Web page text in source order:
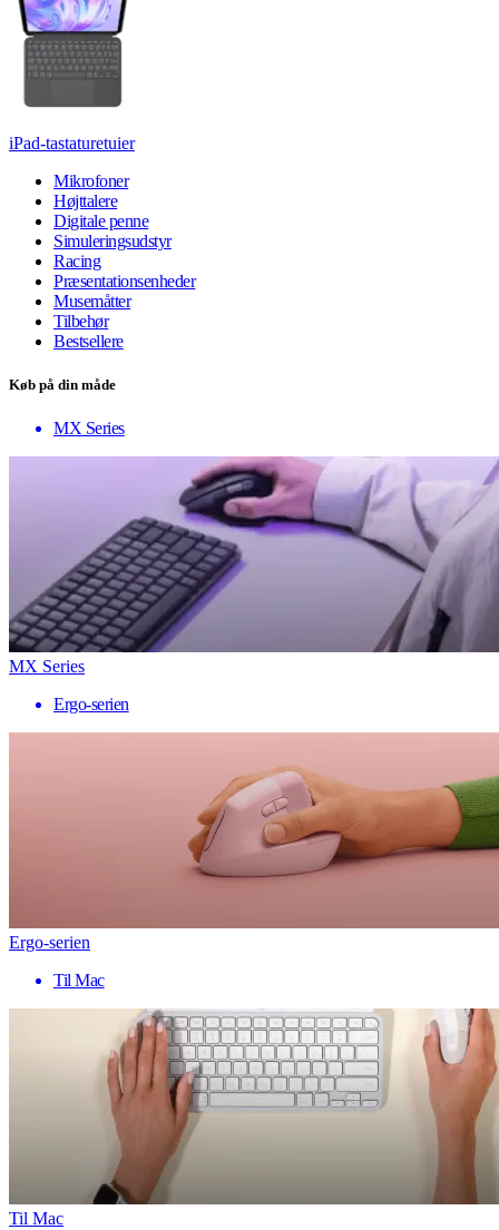
iPad-tastaturetuier
Mikrofoner
Højttalere
Digitale penne
Simuleringsudstyr
Racing
Præsentationsenheder
Musemåtter
Tilbehør
Bestsellere
Køb på din måde
MX Series
MX Series
Ergo-serien
Ergo-serien
Til Mac
Til Mac